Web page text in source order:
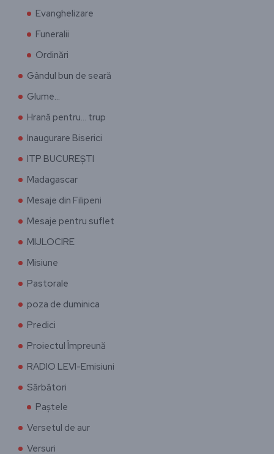
Evanghelizare
Funeralii
Ordinări
Gândul bun de seară
Glume…
Hrană pentru… trup
Inaugurare Biserici
ITP BUCUREȘTI
Madagascar
Mesaje din Filipeni
Mesaje pentru suflet
MIJLOCIRE
Misiune
Pastorale
poza de duminica
Predici
Proiectul Împreună
RADIO LEVI-Emisiuni
Sărbători
Paștele
Versetul de aur
Versuri